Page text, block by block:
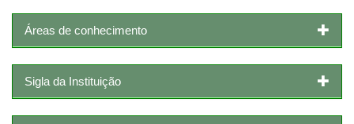
Áreas de conhecimento
Sigla da Instituição